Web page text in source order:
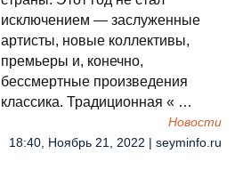
исключением — заслуженные
артисты, новые коллективы,
премьеры и, конечно,
бессмертные произведения
классика. Традиционная « …
Новости
18:40, Ноябрь 21, 2022 | seyminfo.ru